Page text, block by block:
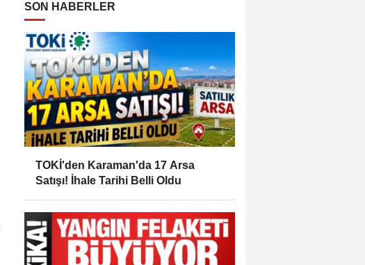
SON HABERLER
TOKİ'den Karaman'da 17 Arsa
Satışı! İhale Tarihi Belli Oldu